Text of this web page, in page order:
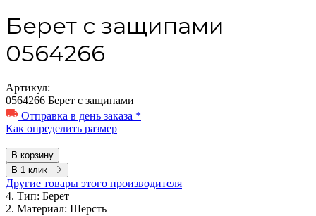
Берет с защипами
0564266
Артикул:
0564266 Берет с защипами
Отправка в день заказа *
Как определить размер
В корзину
В 1 клик
Другие товары этого производителя
4. Тип: Берет
2. Материал: Шерсть